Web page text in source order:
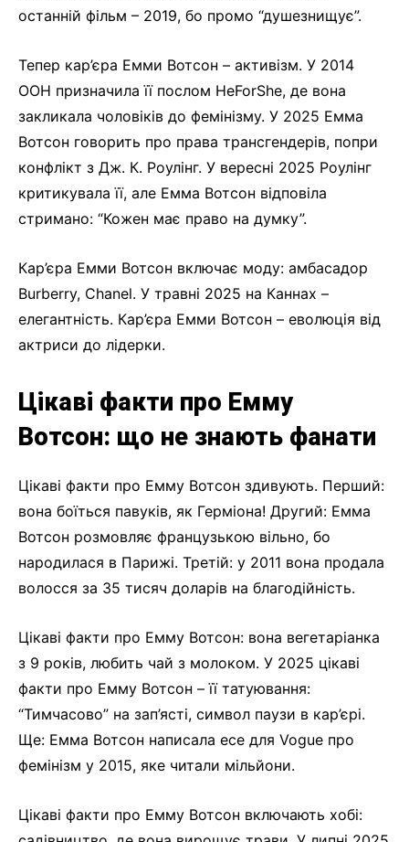
останній фільм – 2019, бо промо “душезнищує”.
Тепер кар’єра Емми Вотсон – активізм. У 2014
ООН призначила її послом HeForShe, де вона
закликала чоловіків до фемінізму. У 2025 Емма
Вотсон говорить про права трансгендерів, попри
конфлікт з Дж. К. Роулінг. У вересні 2025 Роулінг
критикувала її, але Емма Вотсон відповіла
стримано: “Кожен має право на думку”.
Кар’єра Емми Вотсон включає моду: амбасадор
Burberry, Chanel. У травні 2025 на Каннах –
елегантність. Кар’єра Емми Вотсон – еволюція від
актриси до лідерки.
Цікаві факти про Емму
Вотсон: що не знають фанати
Цікаві факти про Емму Вотсон здивують. Перший:
вона боїться павуків, як Герміона! Другий: Емма
Вотсон розмовляє французькою вільно, бо
народилася в Парижі. Третій: у 2011 вона продала
волосся за 35 тисяч доларів на благодійність.
Цікаві факти про Емму Вотсон: вона вегетаріанка
з 9 років, любить чай з молоком. У 2025 цікаві
факти про Емму Вотсон – її татуювання:
“Тимчасово” на зап’ясті, символ паузи в кар’єрі.
Ще: Емма Вотсон написала есе для Vogue про
фемінізм у 2015, яке читали мільйони.
Цікаві факти про Емму Вотсон включають хобі: